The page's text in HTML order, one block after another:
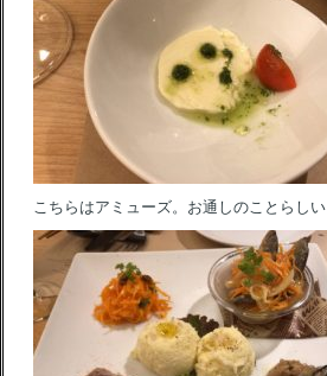
こちらはアミューズ。お通しのことらしい